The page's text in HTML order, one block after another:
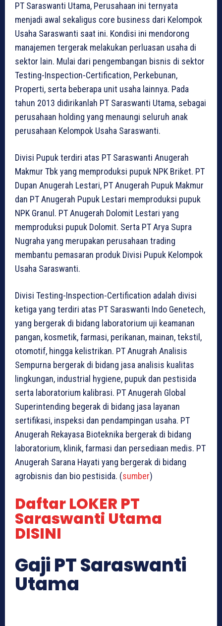
PT Saraswanti Utama, Perusahaan ini ternyata
menjadi awal sekaligus core business dari Kelompok
Usaha Saraswanti saat ini. Kondisi ini mendorong
manajemen tergerak melakukan perluasan usaha di
sektor lain. Mulai dari pengembangan bisnis di sektor
Testing-Inspection-Certification, Perkebunan,
Properti, serta beberapa unit usaha lainnya. Pada
tahun 2013 didirikanlah PT Saraswanti Utama, sebagai
perusahaan holding yang menaungi seluruh anak
perusahaan Kelompok Usaha Saraswanti.
Divisi Pupuk terdiri atas PT Saraswanti Anugerah
Makmur Tbk yang memproduksi pupuk NPK Briket. PT
Dupan Anugerah Lestari, PT Anugerah Pupuk Makmur
dan PT Anugerah Pupuk Lestari memproduksi pupuk
NPK Granul. PT Anugerah Dolomit Lestari yang
memproduksi pupuk Dolomit. Serta PT Arya Supra
Nugraha yang merupakan perusahaan trading
membantu pemasaran produk Divisi Pupuk Kelompok
Usaha Saraswanti.
Divisi Testing-Inspection-Certification adalah divisi
ketiga yang terdiri atas PT Saraswanti Indo Genetech,
yang bergerak di bidang laboratorium uji keamanan
pangan, kosmetik, farmasi, perikanan, mainan, tekstil,
otomotif, hingga kelistrikan. PT Anugrah Analisis
Sempurna bergerak di bidang jasa analisis kualitas
lingkungan, industrial hygiene, pupuk dan pestisida
serta laboratorium kalibrasi. PT Anugerah Global
Superintending begerak di bidang jasa layanan
sertifikasi, inspeksi dan pendampingan usaha. PT
Anugerah Rekayasa Bioteknika bergerak di bidang
laboratorium, klinik, farmasi dan persediaan medis. PT
Anugerah Sarana Hayati yang bergerak di bidang
agrobisnis dan bio pestisida. (sumber)
Daftar LOKER PT
Saraswanti Utama
DISINI
Gaji PT Saraswanti
Utama